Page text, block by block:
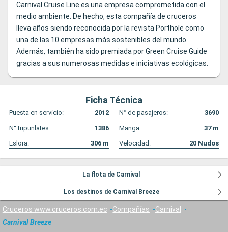
Carnival Cruise Line es una empresa comprometida con el
medio ambiente. De hecho, esta compañía de cruceros
lleva años siendo reconocida por la revista Porthole como
una de las 10 empresas más sostenibles del mundo.
Además, también ha sido premiada por Green Cruise Guide
gracias a sus numerosas medidas e iniciativas ecológicas.
Ficha Técnica
Puesta en servicio: 2012 N° de pasajeros:
3690
N° tripunlates:
1386 Manga: 37m
Eslora:
306 m Velocidad: 20 Nudos
La flota de Carnival
Los destinos de Carnival Breeze
Cruceros www.cruceros.com.ec Compañías
Carnival
Carnival Breeze